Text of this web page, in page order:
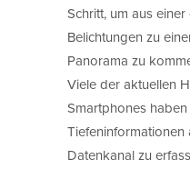
Schritt, um aus
Belichtungen zu
Panorama zu
Viele der aktuellen
Smartphones
Tiefeninformationen
Datenkanal zu